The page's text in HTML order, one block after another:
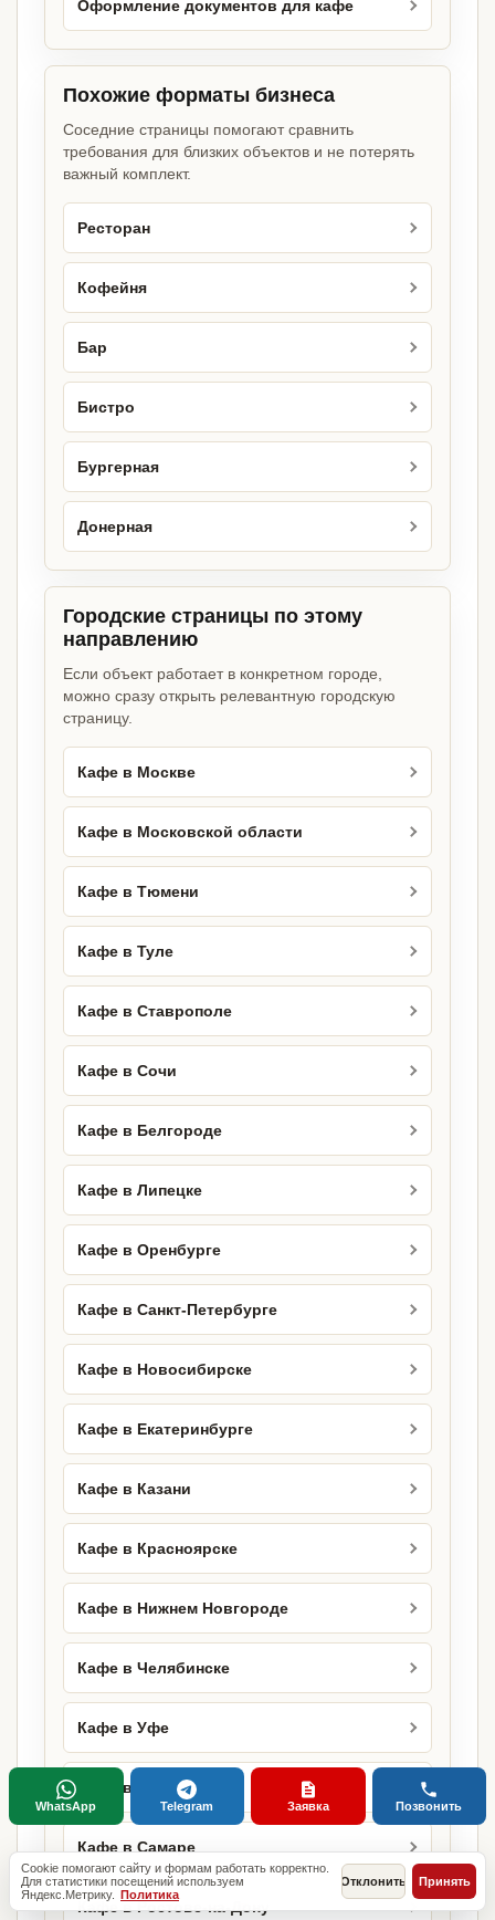
Оформление документов для кафе
Похожие форматы бизнеса
Соседние страницы помогают сравнить
требования для близких объектов и не потерять
важный комплект.
Ресторан
Кофейня
Бар
Бистро
Бургерная
Донерная
Городские страницы по этому
направлению
Если объект работает в конкретном городе,
можно сразу открыть релевантную городскую
страницу.
Кафе в Москве
Кафе в Московской области
Кафе в Тюмени
Кафе в Туле
Кафе в Ставрополе
Кафе в Сочи
Кафе в Белгороде
Кафе в Липецке
Кафе в Оренбурге
Кафе в Санкт-Петербурге
Кафе в Новосибирске
Кафе в Екатеринбурге
Кафе в Казани
Кафе в Красноярске
Кафе в Нижнем Новгороде
Кафе в Челябинске
Кафе в Уфе
Кафе в Краснодаре
Кафе в Самаре
Кафе в Ростове-на-Дону
Cookie помогают сайту и формам работать корректно.
Для статистики посещений используем
Яндекс.Метрику. Политика
Отклонить Принять
WhatsApp Telegram Заявка Позвонить